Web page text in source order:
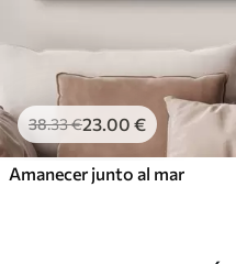
38.33€23.00 €
Amanecer junto al mar